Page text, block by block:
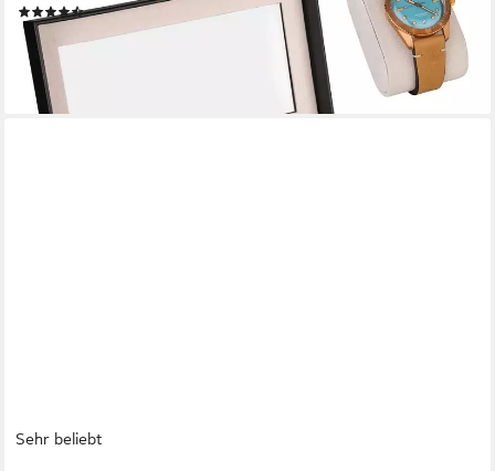
(9)
24,95 €
lieferbar - in 4-5 Werktagen bei dir
Sehr beliebt